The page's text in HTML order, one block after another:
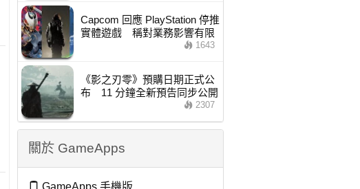
Capcom 回應 PlayStation 停推
實體遊戲 稱對業務影響有限
1643
《影之刃零》預購日期正式公
布 11 分鐘全新預告同步公開
2307
關於 GameApps
GameApps 手機版